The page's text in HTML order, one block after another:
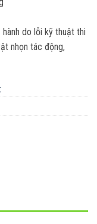
do lỗi kỹ thuật thi
nhọn tác động,